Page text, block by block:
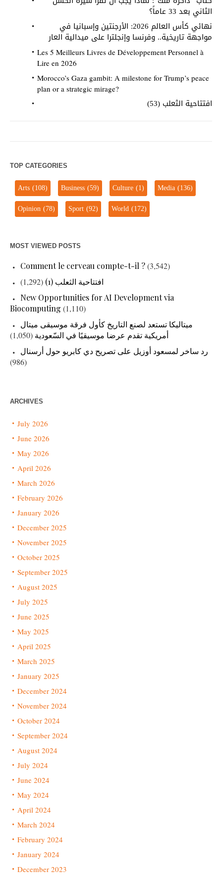
الثاني بعد 33 عاماً؟
نهائي كأس العالم 2026: الأرجنتين وإسبانيا في
مواجهة تاريخية.. وفرنسا وإنجلترا على ميدالية العار
Les 5 Meilleurs Livres de Développement Personnel à
Lire en 2026
Morocco’s Gaza gambit: A milestone for Trump’s peace
plan or a strategic mirage?
افتتاحية الثعلب (53)
TOP CATEGORIES
Arts(108) Business(59) Culture(1) Media(136)
Opinion(78) Sport(92) World(172)
MOST VIEWED POSTS
Comment le cerveau compte-t-il ?(3,542)
افتتاحية الثعلب (1)
(1,292)
New Opportunities for AI Development via
Biocomputing (1,110)
ميتاليكا تستعد لصنع التاريخ كأول فرقة موسيقى ميتال
أمريكية تقدم عرضا موسيقيًا في السّعودية (1,050)
رد ساخر لمسعود أوزيل على تصريح دي كابريو حول أرسنال
(986)
ARCHIVES
July 2026
June 2026
May 2026
April 2026
March 2026
February 2026
January 2026
December 2025
November 2025
October 2025
September 2025
August 2025
July 2025
June 2025
May 2025
April 2025
March 2025
January 2025
December 2024
November 2024
October 2024
September 2024
August 2024
July 2024
June 2024
May 2024
April 2024
March 2024
February 2024
January 2024
December 2023